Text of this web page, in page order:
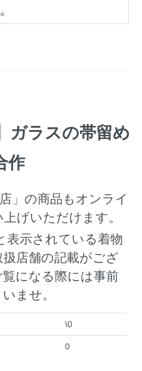
ガラスの帯留め
作
」の商品もオンライ
げいただけます。
表示されている着物
店舗の記載がござ
になる際には事前
ませ。
\0
0